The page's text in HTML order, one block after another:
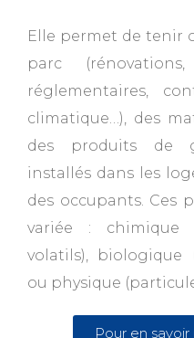
Elle permet de tenir
parc
réglementaires,
climatique…), des
des produits de
installés dans les
des occupants. Ces
variée : chimique
volatils), biologique
ou physique
Pour en